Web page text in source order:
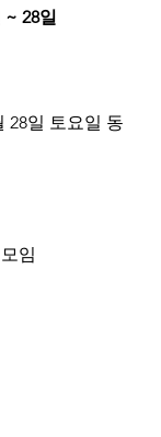
~ 28일
28일 토요일 동
임